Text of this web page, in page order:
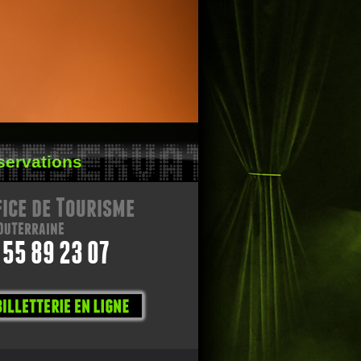
de Tourisme
89 23 07